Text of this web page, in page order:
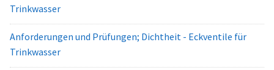
Trinkwasser
Anforderungen und Prüfungen; Dichtheit - Eckventile für
Trinkwasser